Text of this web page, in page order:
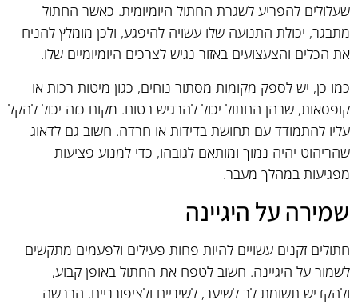
שעלולים להפריע לשגרת החתול היומיומית. כאשר החתול
מתבגר, יכולת התנועה שלו עשויה להיפגע, ולכן מומלץ להניח
את הכלים והצעצועים באזור נגיש לצרכים היומיומיים שלו.
כמו כן, יש לספק מקומות מסתור נוחים, כגון מיטות רכות או
קופסאות, שבהן החתול יכול להרגיש בטוח. מקום כזה יכול להקל
עליו להתמודד עם תחושת בדידות או חרדה. חשוב גם לדאוג
שהריהוט יהיה נמוך ומותאם לגובהו, כדי למנוע פציעות
מפגיעות במהלך מעבר.
שמירה על היגיינה
חתולים זקנים עשויים להיות פחות פעילים ולפעמים מתקשים
לשמור על היגיינה. חשוב לטפח את החתול באופן קבוע,
ולהקדיש תשומת לב לשיער, לשיניים ולציפורניים. הברשה